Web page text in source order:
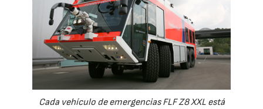
Cada vehículo de emergencias FLF Z8 XXL está